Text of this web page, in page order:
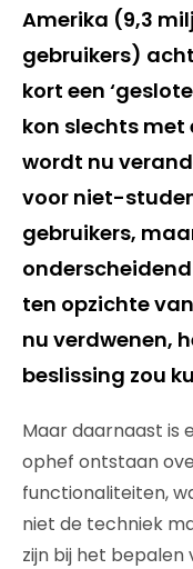
Amerika (9,3
gebruikers)
kort een
kon slechts met
wordt nu
voor niet-
gebruikers,
ten opzichte
nu verdwenen,
beslissing zou
Maar daarnaast is
ophef ontstaan
functionaliteiten,
niet de techniek
zijn bij het bepalen